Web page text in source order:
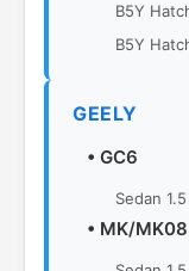
B5Y
B5Y
GEELY
• GC6
Sedan 1.5
• MK/MK08